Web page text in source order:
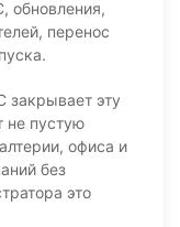
обновления,
перенос
закрывает эту
не пустую
офиса и
без
это